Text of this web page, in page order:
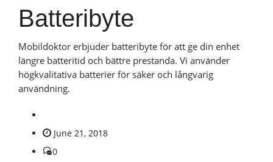
Batteribyte
Mobildoktor erbjuder batteribyte för att ge din enhet
längre batteritid och bättre prestanda. Vi använder
högkvalitativa batterier för säker och långvarig
användning.
June 21, 2018
0